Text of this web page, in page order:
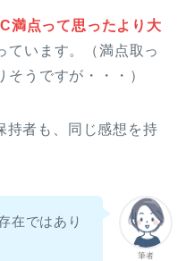
満点って思ったより大
ています。（満点取っ
うですが・・・）
持者も、同じ感想を持
筆者
在ではあり